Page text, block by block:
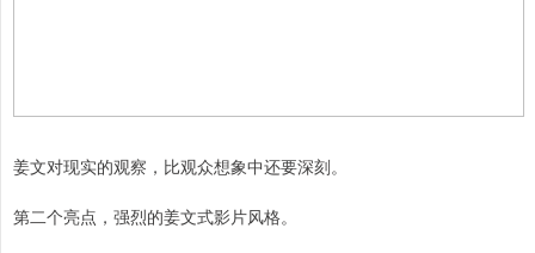
姜文对现实的观察，比观众想象中还要深刻。
第二个亮点，强烈的姜文式影片风格。